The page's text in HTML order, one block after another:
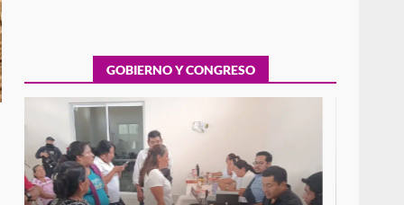
Avanza con orden y
tranquilidad el proceso
electoral extraordinario de
Santiago Xanica: Jesús Romero
7 agosto 2026
Exhorta Poder Legislativo al
IEEPO y al Iocied a realizar una
GOBIERNO Y CONGRESO
Exhorta Poder Legislativo al IEEPO y al Iocied
a realizar una evaluación técnica y